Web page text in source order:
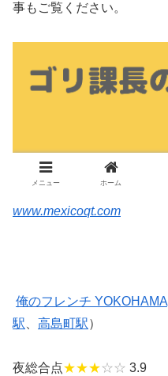
事もご覧ください。
www.mexicoqt.com
俺のフレンチ YOKOHAMA
駅
高島町駅）
夜総合点★★★☆☆ 3.9